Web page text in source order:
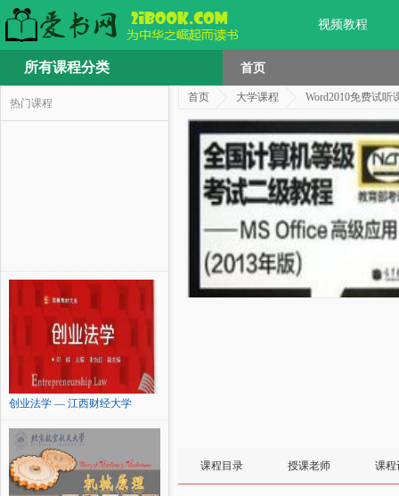
视频教程
所有课程分类 首页
热门课程
创业法学 — 江西财经大学
首页 大学课程 Word2010免费试听
课程目录 授课老师 课程